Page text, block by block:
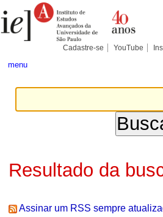
para
conteúdo.
Pessoais
Cadastre-se YouTube
menu
Resultado da
Assinar um RSS sempre